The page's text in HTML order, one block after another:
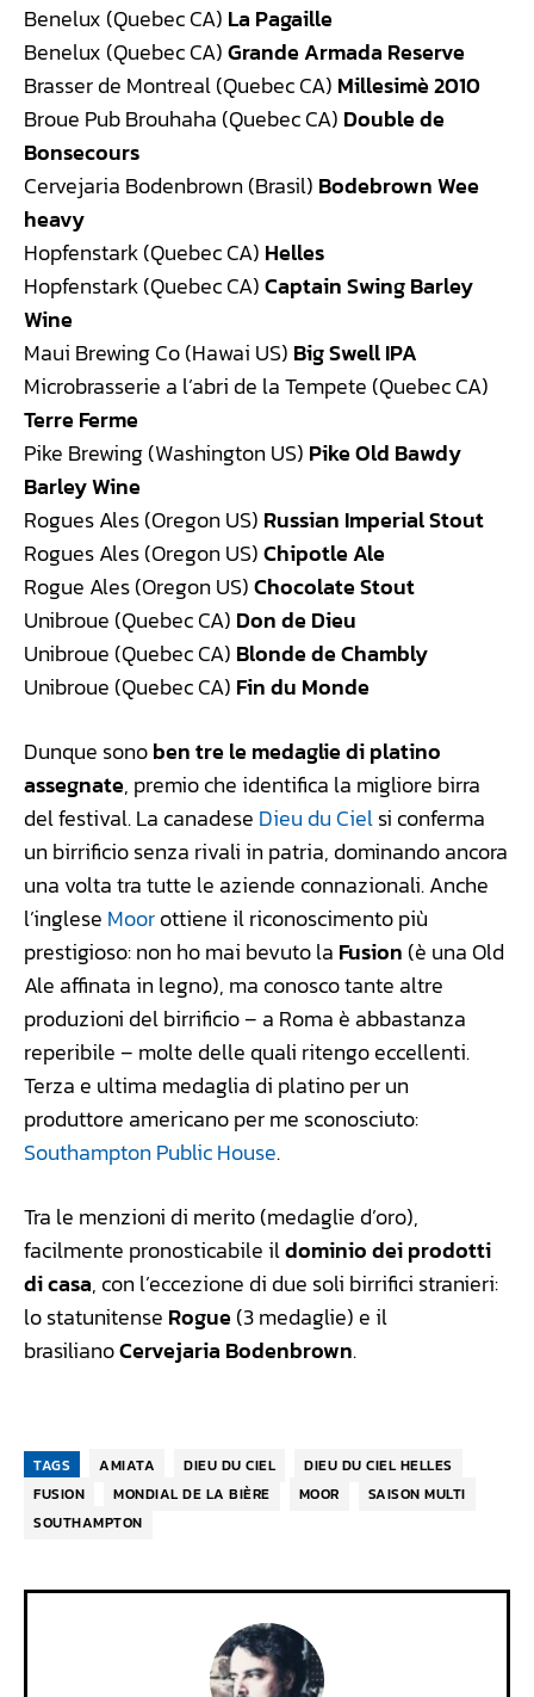
Benelux (Quebec CA) La Pagaille
Benelux (Quebec CA)Grande Armada Reserve
Brasser de Montreal (Quebec CA) Millesimè 2010
Broue Pub Brouhaha (Quebec CA) Double de
Bonsecours
Cervejaria Bodenbrown (Brasil) Bodebrown Wee
heavy
Hopfenstark (Quebec CA) Helles
Hopfenstark (Quebec CA)Captain Swing Barley
Wine
Maui Brewing Co (Hawai US) Big Swell IPA
Microbrasserie a l’abri de la Tempete (Quebec CA)
Terre Ferme
Pike Brewing (Washington US) Pike Old Bawdy
Barley Wine
Rogues Ales (Oregon US) Russian Imperial Stout
Rogues Ales (Oregon US)Chipotle Ale
Rogue Ales (Oregon US)Chocolate Stout
Unibroue (Quebec CA) Don de Dieu
Unibroue (Quebec CA) Blonde de Chambly
Unibroue (Quebec CA) Fin du Monde
Dunque sonoben tre le medaglie di platino
assegnate, premio che identifica la migliore birra
del festival. La canadese Dieu du Cielsi conferma
un birrificio senza rivali in patria, dominando ancora
una volta tra tutte le aziende connazionali. Anche
l’inglese Moorottiene il riconoscimento più
prestigioso: non ho mai bevuto la Fusion (è una Old
Ale affinata in legno), ma conosco tante altre
produzioni del birrificio – a Roma è abbastanza
reperibile – molte delle quali ritengo eccellenti.
Terza e ultima medaglia di platino per un
produttore americano per me sconosciuto:
Southampton Public House.
Tra le menzioni di merito (medaglie d’oro),
facilmente pronosticabile ildominio dei prodotti
di casa, con l’eccezione di due soli birrifici stranieri:
lo statunitense Rogue(3 medaglie) e il
brasilianoCervejaria Bodenbrown.
TAGS AMIATA DIEU DU CIEL
DIEU DU CIEL HELLES
FUSION
MONDIAL DE LA BIÈRE MOOR
SAISON MULTI
SOUTHAMPTON